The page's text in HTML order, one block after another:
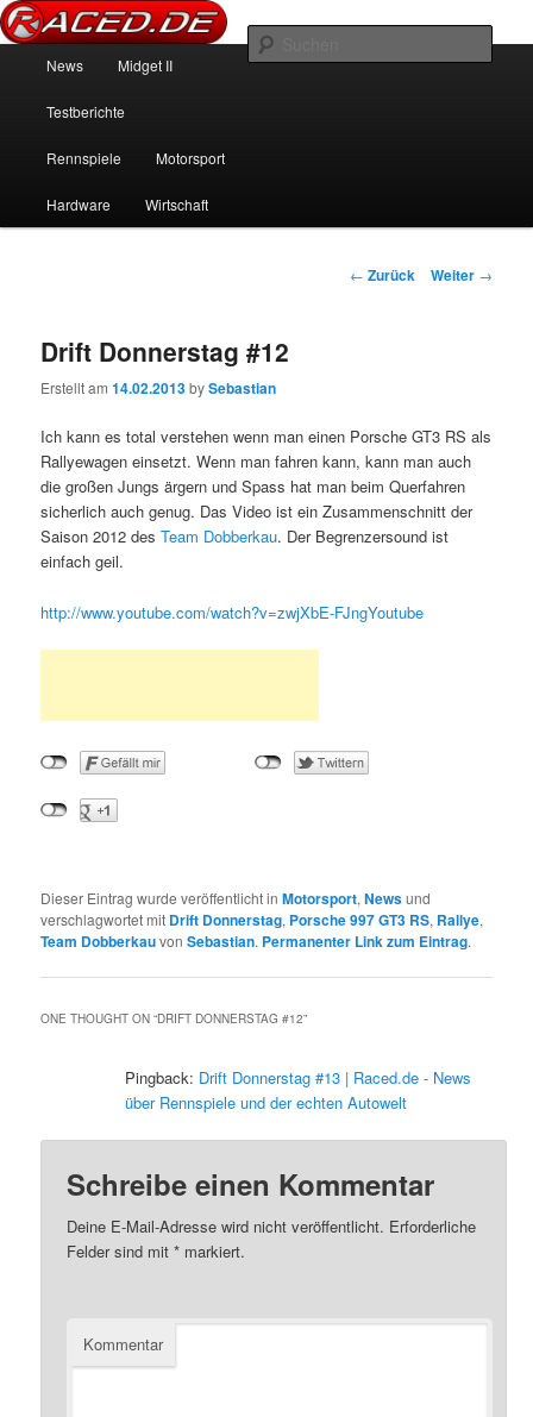
Raced.de
News über Rennspiele und der echten Autowelt
Zum Inhalt wechseln
Zum sekundären Inhalt wechseln
News Midget II
Testberichte
Rennspiele Motorsport
Hardware Wirtschaft
Beitrags-Navigation
← Zurück Weiter →
Drift Donnerstag #12
Erstellt am14.02.2013bySebastian
Ich kann es total verstehen wenn man einen Porsche GT3 RS als
Rallyewagen einsetzt. Wenn man fahren kann, kann man auch
die großen Jungs ärgern und Spass hat man beim Querfahren
sicherlich auch genug. Das Video ist ein Zusammenschnitt der
Saison 2012 desTeam Dobberkau. Der Begrenzersound ist
einfach geil.
http://www.youtube.com/watch?v=zwjXbE-FJngYoutube
Dieser Eintrag wurde veröffentlicht inMotorsport,Newsund
verschlagwortet mit Drift Donnerstag, Porsche 997 GT3 RS, Rallye,
Team DobberkauvonSebastian. Permanenter Link zum Eintrag.
ONE THOUGHT ON “DRIFT DONNERSTAG #12”
Pingback: Drift Donnerstag #13 | Raced.de - News
über Rennspiele und der echten Autowelt
Schreibe einen Kommentar
Deine E-Mail-Adresse wird nicht veröffentlicht. Erforderliche
Felder sind mit* markiert.
Kommentar